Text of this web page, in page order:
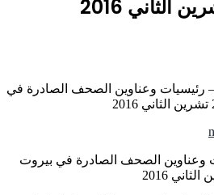
رئيسيات وعناوين الصحف الصادرة في
وعناوين الصحف الصادرة في بيروت